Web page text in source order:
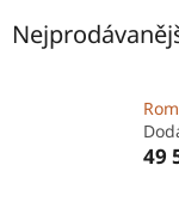
49